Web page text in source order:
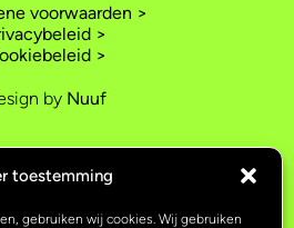
toestemming
gebruiken wij cookies. Wij gebruiken
voorwaarden >
>
>
by Nuuf